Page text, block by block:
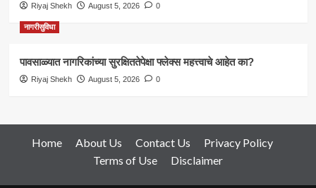
Riyaj Shekh August 5, 2026 0
नागरीसुविधा
पावसाळ्यात नागरिकांच्या सुरक्षिततेपेक्षा फ्लेक्स महत्त्वाचे आहेत का?
Riyaj Shekh August 5, 2026 0
Home About Us Contact Us
Privacy Policy
Terms of Use
Disclaimer